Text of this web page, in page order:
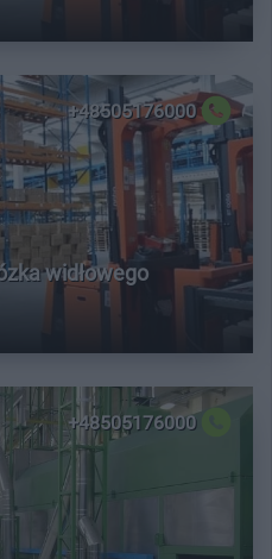
+48505176000
widłowego
+48505176000